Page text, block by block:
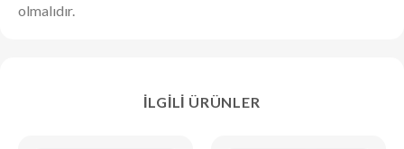
olmalıdır.
İLGILI ÜRÜNLER